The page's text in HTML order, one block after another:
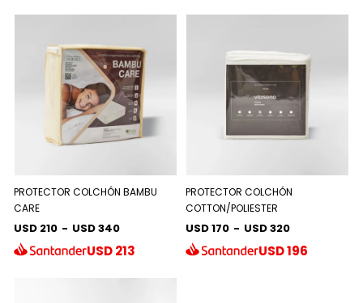
PROTECTOR COLCHÓN BAMBU
CARE
USD 210 - USD 340
USD213
PROTECTOR COLCHÓN
COTTON/POLIESTER
USD 170 - USD 320
USD196